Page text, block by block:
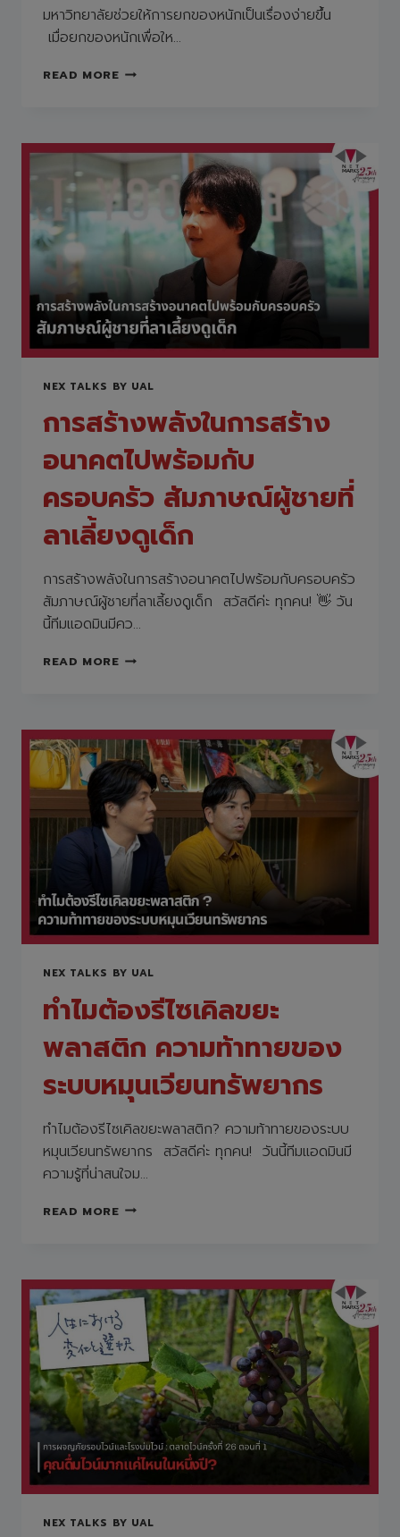
มหาวิทยาลัยช่วยให้การยกของหนักเป็นเรื่องง่ายขึ้น
เมื่อยกของหนักเพื่อให…
READ MORE“MUSCLE
ขึ้น
โดย
บริษัท
สตาร์ท
อัพ
ใน
มหาวิทยาลัย
ช่วย
ให้การ
ยก
ของ
หนัก
เป็น
ง่าย
เมื่อ
ยก
ของ
หนัก
เพื่อ
ดู
เป็น
ธรรมชาติ!
[IT
X
ASSIST
NEX TALKS BY UAL
การสร้างพลังในการสร้าง
อนาคตไปพร้อมกับ
ครอบครัว สัมภาษณ์ผู้ชายที่
ลาเลี้ยงดูเด็ก
การสร้างพลังในการสร้างอนาคตไปพร้อมกับครอบครัว
สัมภาษณ์ผู้ชายที่ลาเลี้ยงดูเด็ก สวัสดีค่ะ ทุกคน! 👋 วัน
นี้ทีมแอดมินมีคว…
READ MOREการ
การ
สร้าง
อนาคต
ไป
พร้อม
ครอบครัว
สัมภาษณ์
ผู้ชาย
ลา
เลี้ยง
ดู
NEX TALKS BY UAL
ทำไมต้องรีไซเคิลขยะ
พลาสติก ความท้าทายของ
ระบบหมุนเวียนทรัพยากร
ทำไมต้องรีไซเคิลขยะพลาสติก? ความท้าทายของระบบ
หมุนเวียนทรัพยากร สวัสดีค่ะ ทุกคน! วันนี้ทีมแอดมินมี
ความรู้ที่น่าสนใจม…
READ MOREทำไม
พลาสติก
ความ
ท้าทาย
ของ
ระบบ
หมุนเวียน
ทรัพยากร
NEX TALKS BY UAL